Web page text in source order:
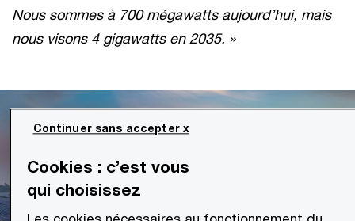
Nous sommes à 700 mégawatts aujourd’hui, mais
nous visons 4 gigawatts en 2035. »
Cookies : c’est vous
qui choisissez
Continuer sans accepter x